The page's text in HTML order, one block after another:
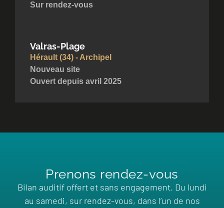
Sur rendez-vous
Valras-Plage
Hérault (34) - Archipel
Nouveau site
Ouvert depuis avril 2025
Prenons rendez-vous
Bilan auditif offert et sans engagement. Du lundi
au samedi, sur rendez-vous, dans l’un de nos